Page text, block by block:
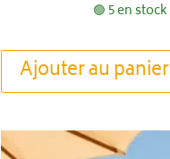
🟢 5 en stock
Ajouter au panier